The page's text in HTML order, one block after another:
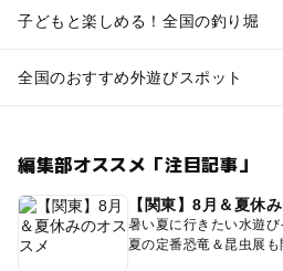
子どもと楽しめる！全国の釣り堀
全国のおすすめ外遊びスポット
編集部オススメ「注目記事」
【関東】8月＆夏休
暑い夏に行きたい水遊び
夏の定番恐竜＆昆虫展も